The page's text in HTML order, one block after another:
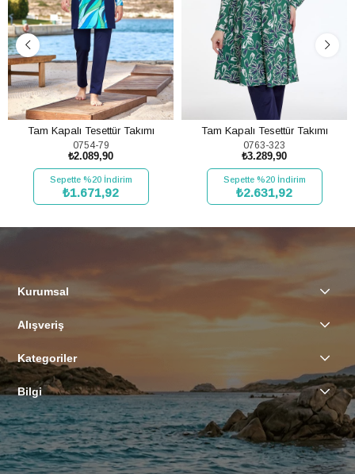
Tam Kapalı Tesettür Takımı
0754-79
₺2.089,90
Sepette %20 İndirim
₺1.671,92
SEPETE EKLE
Tam Kapalı Tesettür Takımı
0763-323
₺3.289,90
Sepette %20 İndirim
₺2.631,92
SEPETE EKLE
Kurumsal
Alışveriş
Kategoriler
Bilgi